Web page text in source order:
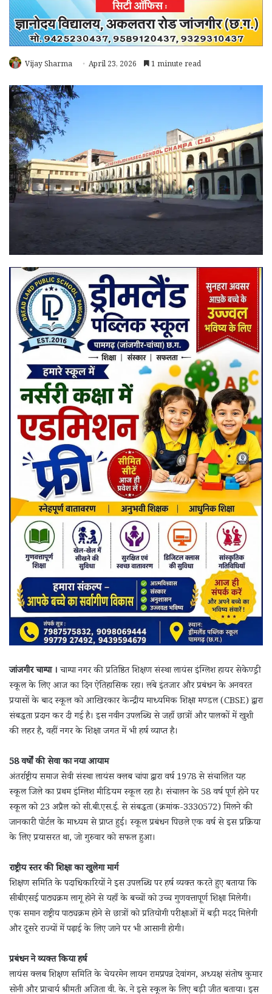
Vijay Sharma April 23, 2026 1 minute read
जांजगीर चाम्पा ।चाम्पा नगर की प्रतिष्ठित शिक्षण संस्था लायंस इंग्लिश हायर सेकेण्ड्री
स्कूल के लिए आज का दिन ऐतिहासिक रहा। लंबे इंतजार और प्रबंधन के अनवरत
प्रयासों के बाद स्कूल को आखिरकार केन्द्रीय माध्यमिक शिक्षा मण्डल (CBSE) द्वारा
संबद्धता प्रदान कर दी गई है। इस नवीन उपलब्धि से जहाँ छात्रों और पालकों में खुशी
की लहर है, वहीं नगर के शिक्षा जगत में भी हर्ष व्याप्त है।
58 वर्षों की सेवा का नया आयाम
अंतर्राष्ट्रीय समाज सेवी संस्था लायंस क्लब चांपा द्वारा वर्ष 1978 से संचालित यह
स्कूल जिले का प्रथम इंग्लिश मीडियम स्कूल रहा है। संचालन के 58 वर्ष पूर्ण होने पर
स्कूल को 23 अप्रैल को सी.बी.एस.ई. से संबद्धता (क्रमांक-3330572) मिलने की
जानकारी पोर्टल के माध्यम से प्राप्त हुई। स्कूल प्रबंधन पिछले एक वर्ष से इस प्रक्रिया
के लिए प्रयासरत था, जो गुरुवार को सफल हुआ।
राष्ट्रीय स्तर की शिक्षा का खुलेगा मार्ग
शिक्षण समिति के पदाधिकारियों ने इस उपलब्धि पर हर्ष व्यक्त करते हुए बताया कि
सीबीएसई पाठ्यक्रम लागू होने से यहाँ के बच्चों को उच्च गुणवत्तापूर्ण शिक्षा मिलेगी।
एक समान राष्ट्रीय पाठ्यक्रम होने से छात्रों को प्रतियोगी परीक्षाओं में बड़ी मदद मिलेगी
और दूसरे राज्यों में पढ़ाई के लिए जाने पर भी आसानी होगी।
प्रबंधन ने व्यक्त किया हर्ष
लायंस क्लब शिक्षण समिति के चेयरमेन लायन रामप्रपन्न देवांगन, अध्यक्ष संतोष कुमार
सोनी और प्राचार्य श्रीमती अजिता वी. के. ने इसे स्कूल के लिए बड़ी जीत बताया। इस